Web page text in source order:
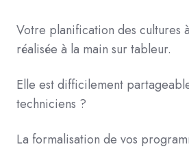
Votre planification des cultures
réalisée à la main sur tableur.
Elle est difficilement
techniciens ?
La formalisation de vos